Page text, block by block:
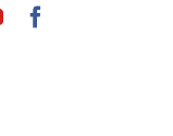
YouTube